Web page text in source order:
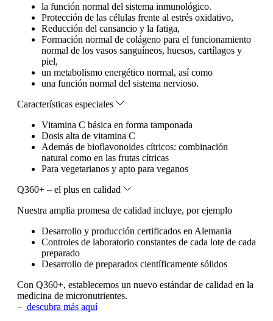
la función normal del sistema inmunológico.
Protección de las células frente al estrés oxidativo,
Reducción del cansancio y la fatiga,
Formación normal de colágeno para el funcionamiento
normal de los vasos sanguíneos, huesos, cartílagos y
piel,
un metabolismo energético normal, así como
una función normal del sistema nervioso.
Características especiales
Vitamina C básica en forma tamponada
Dosis alta de vitamina C
Además de bioflavonoides cítricos: combinación
natural como en las frutas cítricas
Para vegetarianos y apto para veganos
Q360+ – el plus en calidad
Nuestra amplia promesa de calidad incluye, por ejemplo
Desarrollo y producción certificados en Alemania
Controles de laboratorio constantes de cada lote de cada
preparado
Desarrollo de preparados científicamente sólidos
Con Q360+, establecemos un nuevo estándar de calidad en la
medicina de micronutrientes.
– descubra más aquí